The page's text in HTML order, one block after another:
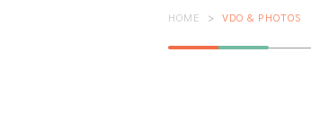
HOME VDO & PHOTOS